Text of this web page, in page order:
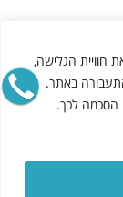
חוויית הגלישה,
באתר.
הסכמה לכך.